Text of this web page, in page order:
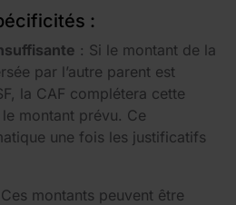
:
: Si le montant de la
par l’autre parent est
la CAF complétera cette
montant prévu. Ce
une fois les justificatifs
montants peuvent être